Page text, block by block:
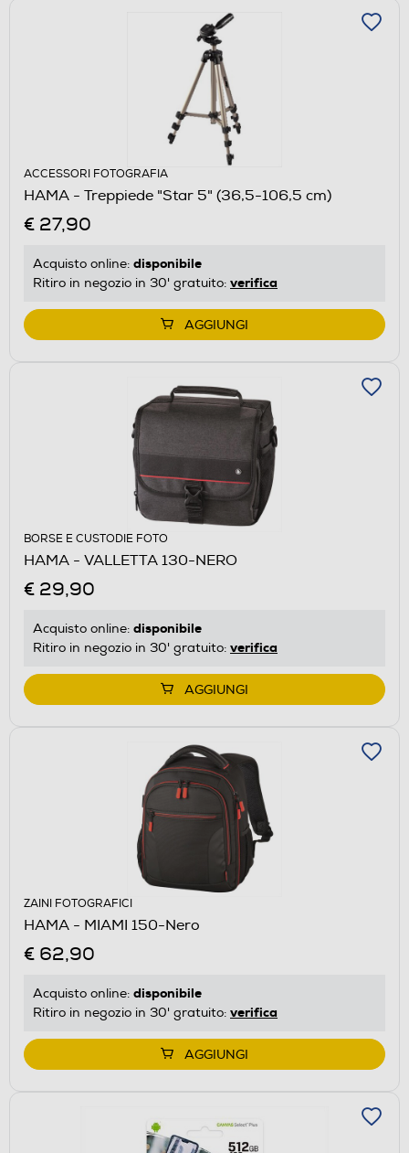
ACCESSORI FOTOGRAFIA
HAMA - Treppiede "Star 5" (36,5-106,5 cm)
€ 27,90
Acquisto online: disponibile
Ritiro in negozio in 30' gratuito: verifica
AGGIUNGI
BORSE E CUSTODIE FOTO
HAMA - VALLETTA 130-NERO
€ 29,90
Acquisto online: disponibile
Ritiro in negozio in 30' gratuito: verifica
AGGIUNGI
ZAINI FOTOGRAFICI
HAMA - MIAMI 150-Nero
€ 62,90
Acquisto online: disponibile
Ritiro in negozio in 30' gratuito: verifica
AGGIUNGI